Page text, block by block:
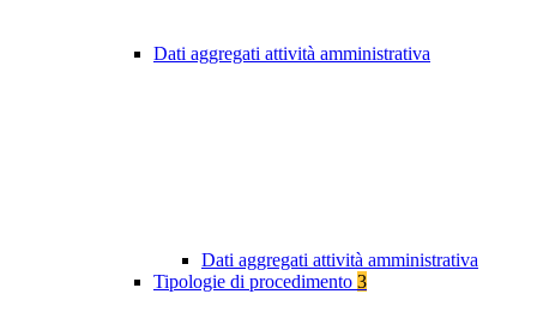
Dati aggregati attività amministrativa
Dati aggregati attività amministrativa
Tipologie di procedimento 3